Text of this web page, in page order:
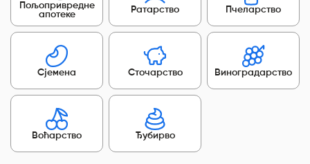
Пољопривредне
апотеке
Ратарство Пчеларство
Сјемена Сточарство Виноградарство
Воћарство Ђубирво